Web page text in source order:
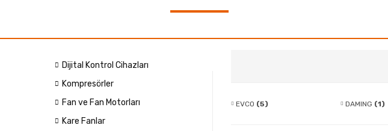
Dijital Kontrol Cihazları
Kompresörler
Fan ve Fan Motorları
Kare Fanlar
EVCO (5) DAMING (1)